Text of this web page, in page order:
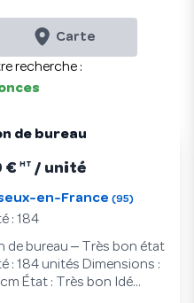
Carte
recherche :
de bureau
€ HT / unité
en-France (95)
: 184
de bureau – Très bon état
: 184 unités Dimensions :
État : Très bon Idé...